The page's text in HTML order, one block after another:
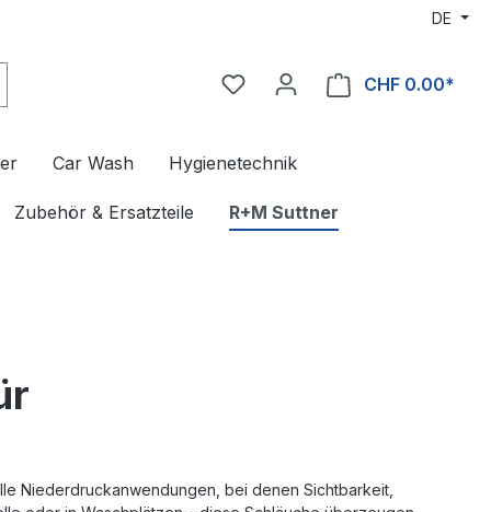
DE
CHF 0.00*
Car Wash Hygienetechnik
Zubehör & Ersatzteile R+M Suttner
Niederdruckanwendungen, bei denen Sichtbarkeit,